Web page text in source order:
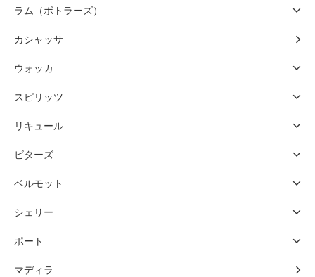
ラム（ボトラーズ）
カシャッサ
ウォッカ
スピリッツ
リキュール
ビターズ
ベルモット
シェリー
ポート
マディラ